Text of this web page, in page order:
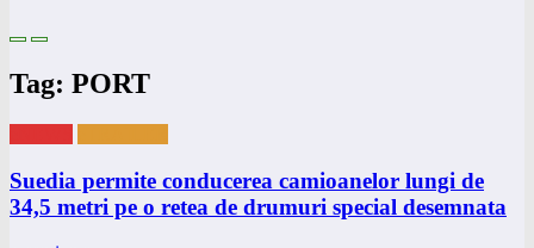
Tag: PORT
Suedia permite conducerea camioanelor lungi de
34,5 metri pe o retea de drumuri special desemnata